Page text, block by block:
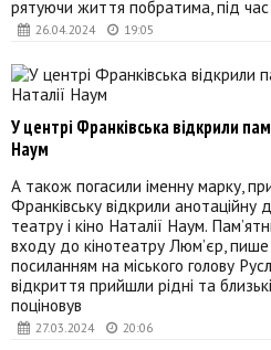
26.04.2024 19:05
рятуючи життя побратима, під
27.03.2024 20:06
У центрі Франківська відкрили
Наум
А також погасили іменну марку,
Франківську відкрили анотаційну
театру і кіно Наталії Наум.
входу до кінотеатру Люм’єр,
посиланням на міського голову
відкриття прийшли рідні та
поціновув